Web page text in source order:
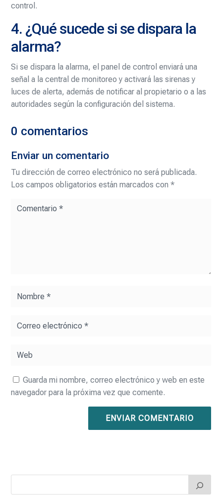
control.
4. ¿Qué sucede si se dispara la
alarma?
Si se dispara la alarma, el panel de control enviará una
señal a la central de monitoreo y activará las sirenas y
luces de alerta, además de notificar al propietario o a las
autoridades según la configuración del sistema.
0 comentarios
Enviar un comentario
Tu dirección de correo electrónico no será publicada.
Los campos obligatorios están marcados con*
Guarda mi nombre, correo electrónico y web en este
navegador para la próxima vez que comente.
ENVIAR COMENTARIO